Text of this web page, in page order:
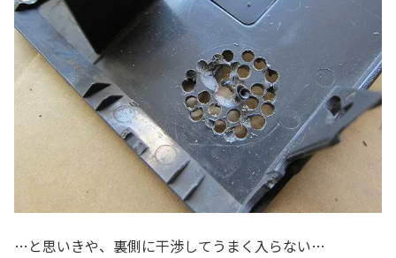
…と思いきや、裏側に干渉してうまく入らない…